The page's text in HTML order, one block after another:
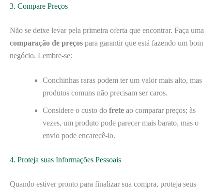
3. Compare Preços
Não se deixe levar pela primeira oferta que encontrar. Faça uma
comparação de preços para garantir que está fazendo um bom
negócio. Lembre-se:
Conchinhas raras podem ter um valor mais alto, mas
produtos comuns não precisam ser caros.
Considere o custo do frete ao comparar preços; às
vezes, um produto pode parecer mais barato, mas o
envio pode encarecê-lo.
4. Proteja suas Informações Pessoais
Quando estiver pronto para finalizar sua compra, proteja seus